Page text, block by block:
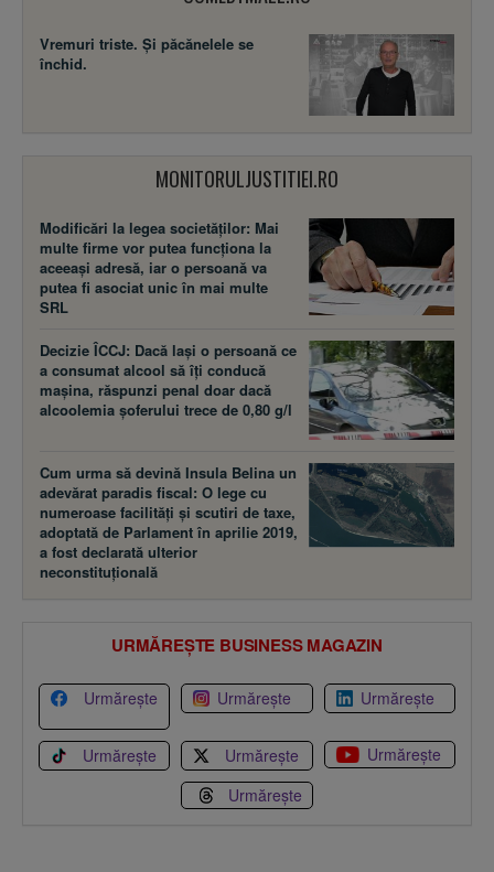
Vremuri triste. Şi păcănelele se
închid.
MONITORULJUSTITIEI.RO
Modificări la legea societăţilor: Mai
multe firme vor putea funcţiona la
aceeaşi adresă, iar o persoană va
putea fi asociat unic în mai multe
SRL
Decizie ÎCCJ: Dacă laşi o persoană ce
a consumat alcool să îţi conducă
maşina, răspunzi penal doar dacă
alcoolemia şoferului trece de 0,80 g/l
Cum urma să devină Insula Belina un
adevărat paradis fiscal: O lege cu
numeroase facilităţi şi scutiri de taxe,
adoptată de Parlament în aprilie 2019,
a fost declarată ulterior
neconstituţională
URMĂREȘTE BUSINESS MAGAZIN
Urmărește Urmărește Urmărește
Urmărește Urmărește
Urmărește
Urmărește